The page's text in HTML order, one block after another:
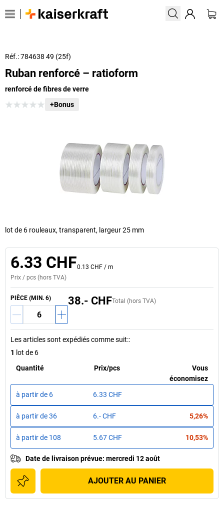
Réf.: 784638 49 (25f)
Ruban renforcé – ratioform
renforcé de fibres de verre
+Bonus
lot de 6 rouleaux, transparent, largeur 25 mm
6.33 CHF0.13 CHF / m
Prix / pcs (hors TVA)
PIÈCE (MIN. 6) Total (hors TVA)
38.- CHF
Les articles sont expédiés comme suit::
1 lot de 6
Quantité
Prix/pcs
Vous
économisez
à partir de 6 6.33 CHF
à partir de36 6.- CHF 5,26%
à partir de 108 5.67 CHF 10,53%
Date de livraison prévue: mercredi 12 août
AJOUTER AU PANIER